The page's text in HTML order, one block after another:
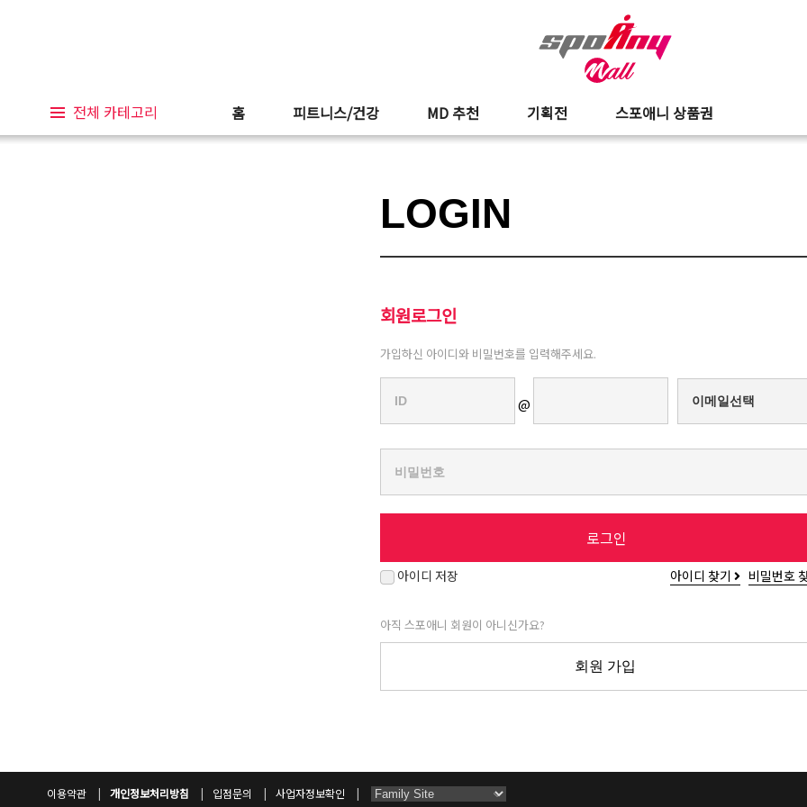
홈 피트니스/건강 MD 추천 기획전 스포애니 상품권
전체 카테고리
LOGIN
회원로그인
가입하신 아이디와 비밀번호를 입력해주세요.
@
로그인
아이디 저장 아이디 찾기 비밀번호
아직 스포애니 회원이 아니신가요?
회원 가입
이용약관 개인정보처리방침 입점문의 사업자정보확인